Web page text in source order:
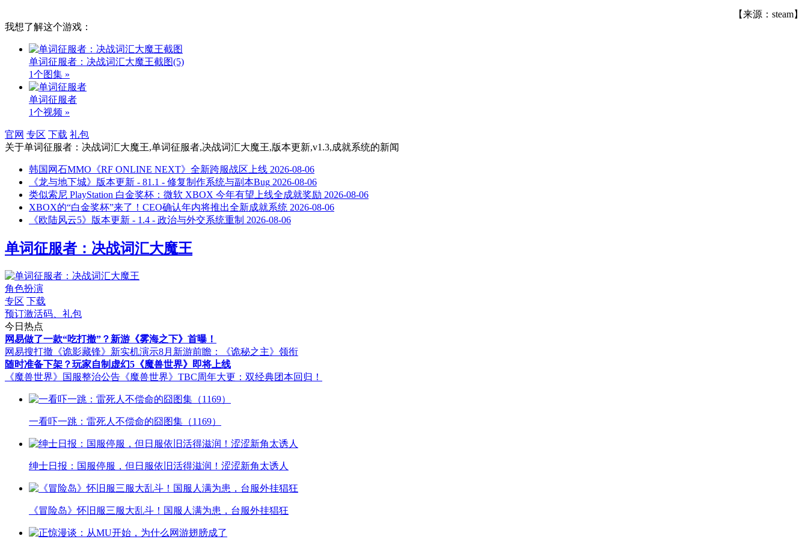
【来源：steam】
我想了解这个游戏：
单词征服者：决战词汇大魔王截图(5)
1个图集 »
单词征服者
1个视频 »
官网 专区 下载 礼包
关于单词征服者：决战词汇大魔王,单词征服者,决战词汇大魔王,版本更新,v1.3,成就系统的新闻
韩国网石MMO《RF ONLINE NEXT》全新跨服战区上线 2026-08-06
《龙与地下城》版本更新 - 81.1 - 修复制作系统与副本Bug 2026-08-06
类似索尼 PlayStation 白金奖杯：微软 XBOX 今年有望上线全成就奖励 2026-08-06
XBOX的“白金奖杯”来了！CEO确认年内将推出全新成就系统 2026-08-06
《欧陆风云5》版本更新 - 1.4 - 政治与外交系统重制 2026-08-06
单词征服者：决战词汇大魔王
角色扮演
专区 下载
预订激活码、礼包
今日热点
网易做了一款“吃打撤”？新游《雾海之下》首曝！
网易搜打撤《诡影藏锋》新实机演示8月新游前瞻：《诡秘之主》领衔
随时准备下架？玩家自制虚幻5《魔兽世界》即将上线
《魔兽世界》国服整治公告 《魔兽世界》TBC周年大更：双经典团本回归！
一看吓一跳：雷死人不偿命的囧图集（1169）
绅士日报：国服停服，但日服依旧活得滋润！涩涩新角太诱人
《冒险岛》怀旧服三服大乱斗！国服人满为患，台服外挂猖狂